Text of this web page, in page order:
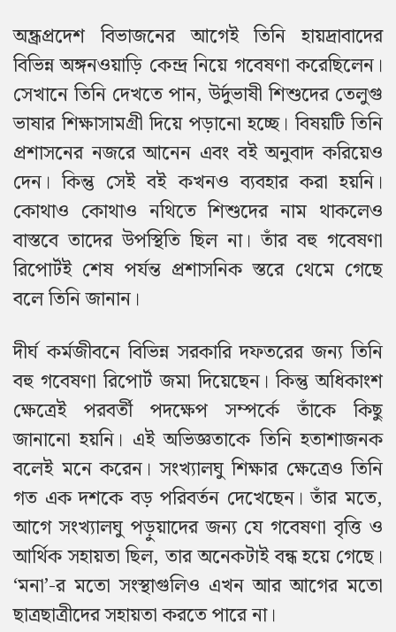
অন্ধ্রপ্রদেশ বিভাজনের আগেই তিনি হায়দ্রাবাদের
বিভিন্ন অঙ্গনওয়াড়ি কেন্দ্র নিয়ে গবেষণা করেছিলেন।
সেখানে তিনি দেখতে পান, উর্দুভাষী শিশুদের তেলুগু
ভাষার শিক্ষাসামগ্রী দিয়ে পড়ানো হচ্ছে। বিষয়টি তিনি
প্রশাসনের নজরে আনেন এবং বই অনুবাদ করিয়েও
দেন। কিন্তু সেই বই কখনও ব্যবহার করা হয়নি।
কোথাও কোথাও নথিতে শিশুদের নাম থাকলেও
বাস্তবে তাদের উপস্থিতি ছিল না। তাঁর বহু গবেষণা
রিপোর্টই শেষ পর্যন্ত প্রশাসনিক স্তরে থেমে গেছে
বলে তিনি জানান।
দীর্ঘ কর্মজীবনে বিভিন্ন সরকারি দফতরের জন্য তিনি
বহু গবেষণা রিপোর্ট জমা দিয়েছেন। কিন্তু অধিকাংশ
ক্ষেত্রেই পরবর্তী পদক্ষেপ সম্পর্কে তাঁকে কিছু
জানানো হয়নি। এই অভিজ্ঞতাকে তিনি হতাশাজনক
বলেই মনে করেন।সংখ্যালঘু শিক্ষার ক্ষেত্রেও তিনি
গত এক দশকে বড় পরিবর্তন দেখেছেন। তাঁর মতে,
আগে সংখ্যালঘু পড়ুয়াদের জন্য যে গবেষণা বৃত্তি ও
আর্থিক সহায়তা ছিল, তার অনেকটাই বন্ধ হয়ে গেছে।
‘মনা’-র মতো সংস্থাগুলিও এখন আর আগের মতো
ছাত্রছাত্রীদের সহায়তা করতে পারে না।